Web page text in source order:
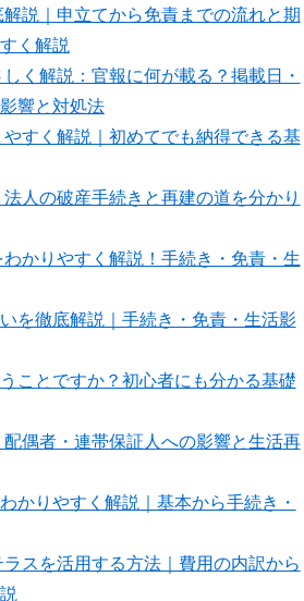
説｜申立てから免責までの流れと期
く解説
く解説：官報に何が載る？掲載日・
響と対処法
すく解説｜初めてでも納得できる基
人の破産手続きと再建の道を分かり
かりやすく解説！手続き・免責・生
を徹底解説｜手続き・免責・生活影
ことですか？初心者にも分かる基礎
偶者・連帯保証人への影響と生活再
かりやすく解説｜基本から手続き・
スを活用する方法｜費用の内訳から